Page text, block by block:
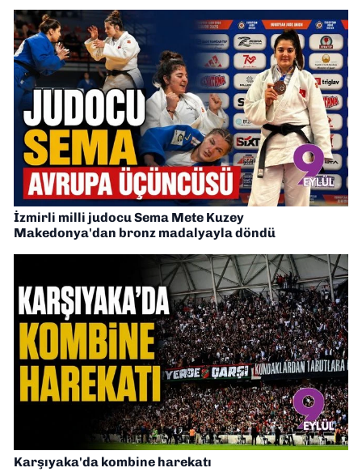
İzmirli milli judocu Sema Mete Kuzey
Makedonya'dan bronz madalyayla döndü
Karşıyaka'da kombine harekatı